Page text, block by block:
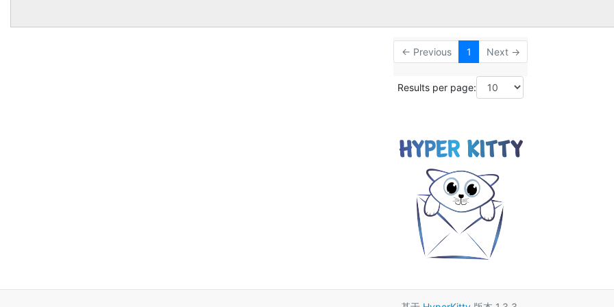
← Previous 1 Next →
Results per page: